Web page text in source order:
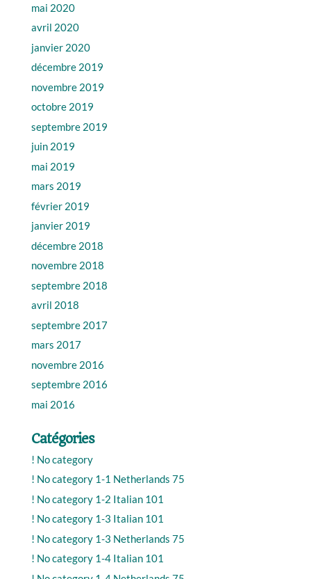
mai 2020
avril 2020
janvier 2020
décembre 2019
novembre 2019
octobre 2019
septembre 2019
juin 2019
mai 2019
mars 2019
février 2019
janvier 2019
décembre 2018
novembre 2018
septembre 2018
avril 2018
septembre 2017
mars 2017
novembre 2016
septembre 2016
mai 2016
Catégories
! No category
! No category 1-1 Netherlands 75
! No category 1-2 Italian 101
! No category 1-3 Italian 101
! No category 1-3 Netherlands 75
! No category 1-4 Italian 101